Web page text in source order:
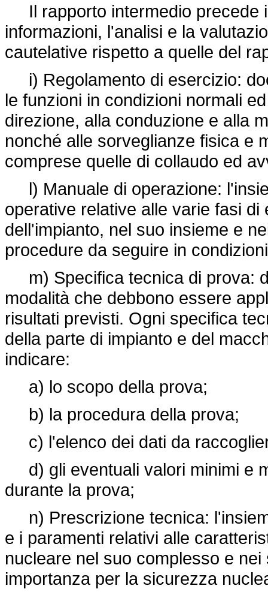
Il rapporto intermedio precede
informazioni, l'analisi e la
cautelative rispetto a quelle del
i) Regolamento di esercizio:
le funzioni in condizioni normali
direzione, alla conduzione e alla
nonché alle sorveglianze fisica e
comprese quelle di collaudo ed
l) Manuale di operazione:
operative relative alle varie fasi
dell'impianto, nel suo insieme e
procedure da seguire in
m) Specifica tecnica di prova:
modalità che debbono essere
risultati previsti. Ogni specifica
della parte di impianto e del
indicare:
a) lo scopo della prova;
b) la procedura della prova;
c) l'elenco dei dati da
d) gli eventuali valori minimi e
durante la prova;
n) Prescrizione tecnica:
e i paramenti relativi alle
nucleare nel suo complesso e
importanza per la sicurezza